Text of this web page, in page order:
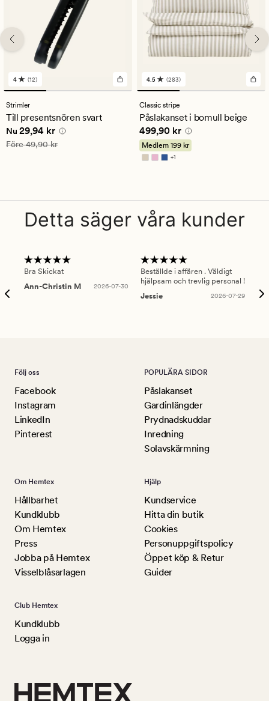
12
omdömen
med
ett
genomsnittligt
betyg
på
4
4 (12)
Strimler
Till presentsnören svart
Nuvarande pris
Nu 29,94 kr
Ordinarie pris
Före49,90 kr
283
omdömen
med
ett
genomsnittligt
betyg
på
4.5
4.5 (283)
Classic stripe
Påslakanset i bomull beige
Pris 499,90 kr
499,90 kr
Medlem 199 kr
+1
Finns i fler färger
Detta säger våra kunder
Bra Skickat
Ann-Christin M
2026-07-30
Beställde i affären . Väldigt
hjälpsam och trevlig personal !
Jessie
2026-07-29
Följ oss
Facebook
Instagram
LinkedIn
Pinterest
POPULÄRA SIDOR
Påslakanset
Gardinlängder
Prydnadskuddar
Inredning
Solavskärmning
Om Hemtex
Hållbarhet
Kundklubb
Om Hemtex
Press
Jobba på Hemtex
Visselblåsarlagen
Hjälp
Kundservice
Hitta din butik
Cookies
Personuppgiftspolicy
Öppet köp & Retur
Guider
Club Hemtex
Kundklubb
Logga in